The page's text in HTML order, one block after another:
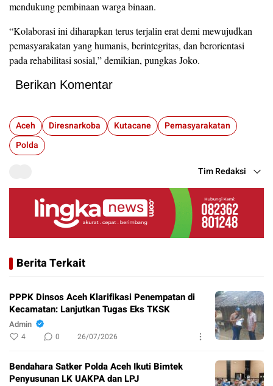
mendukung pembinaan warga binaan.
“Kolaborasi ini diharapkan terus terjalin erat demi mewujudkan
pemasyarakatan yang humanis, berintegritas, dan berorientasi
pada rehabilitasi sosial,” demikian, pungkas Joko.
Berikan Komentar
Aceh Diresnarkoba Kutacane
Pemasyarakatan
Polda
Tim Redaksi
Berita Terkait
PPPK Dinsos Aceh Klarifikasi Penempatan di
Kecamatan: Lanjutkan Tugas Eks TKSK
Admin
4 0 26/07/2026
Bendahara Satker Polda Aceh Ikuti Bimtek
Penyusunan LK UAKPA dan LPJ